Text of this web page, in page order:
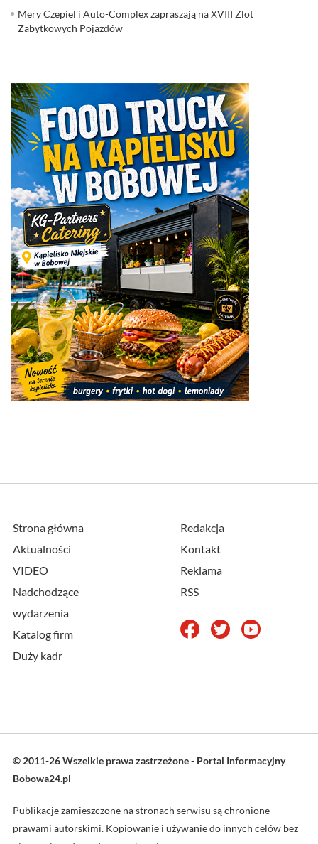
Mery Czepiel i Auto-Complex zapraszają na XVIII Zlot
Zabytkowych Pojazdów
Strona główna
Aktualności
VIDEO
Nadchodzące
wydarzenia
Katalog firm
Duży kadr
Redakcja
Kontakt
Reklama
RSS
© 2011-26 Wszelkie prawa zastrzeżone - Portal Informacyjny
Bobowa24.pl
Publikacje zamieszczone na stronach serwisu są chronione
prawami autorskimi. Kopiowanie i używanie do innych celów bez